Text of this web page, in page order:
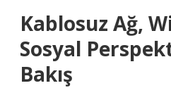
Kablosuz Ağ,
Sosyal
Bakış